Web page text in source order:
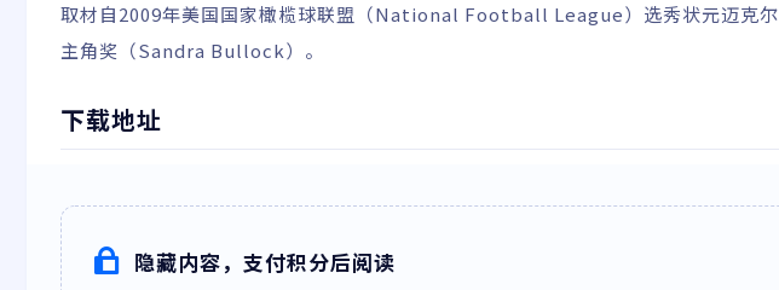
取材自2009年美国国家橄榄球联盟（National Football League）选秀状元迈克
主角奖（Sandra Bullock）。
下载地址
隐藏内容，支付积分后阅读